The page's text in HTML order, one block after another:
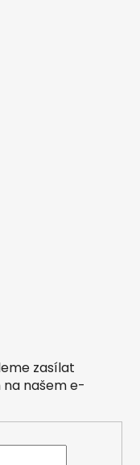
zasílat
našem e-